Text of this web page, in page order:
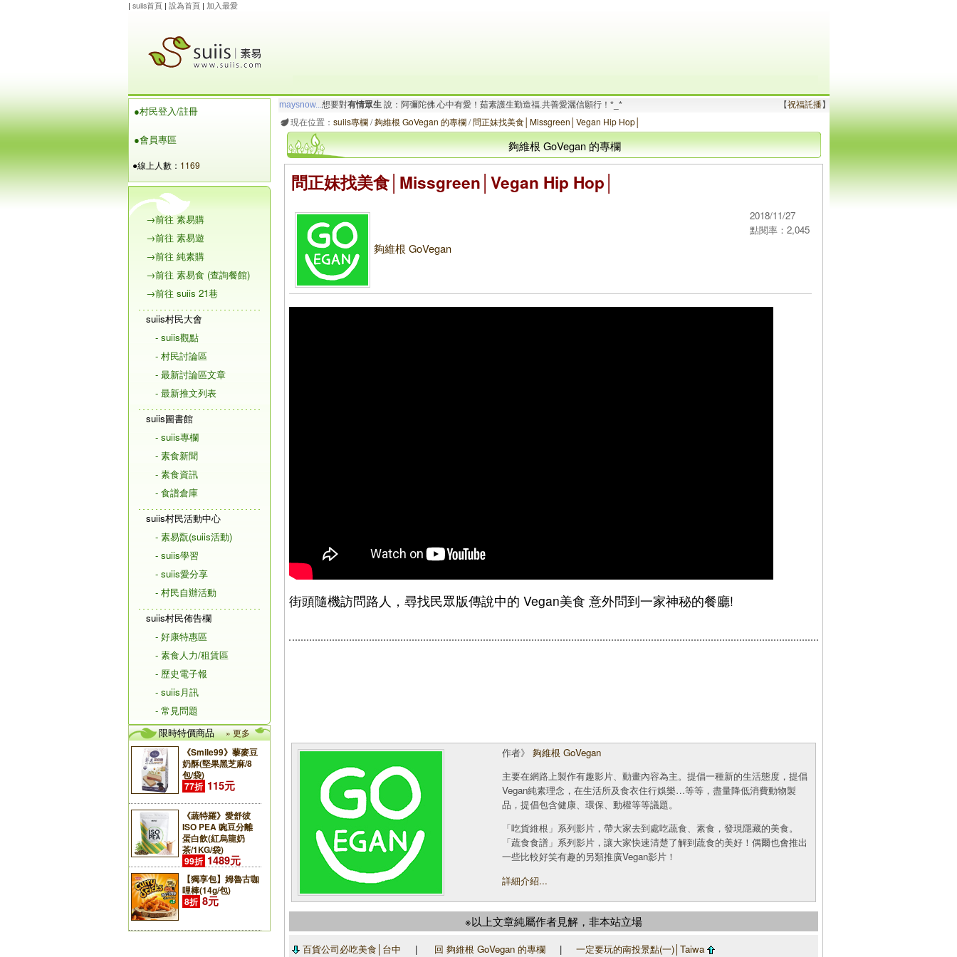
| suiis首頁| 設為首頁| 加入最愛
●村民登入/註冊
●會員專區
●線上人數： 1169
→前往 素易購
→前往 素易遊
→前往 純素購
→前往 素易食 (查詢餐館)
→前往 suiis 21巷
suiis村民大會
- suiis觀點
- 村民討論區
- 最新討論區文章
- 最新推文列表
suiis圖書館
- suiis專欄
- 素食新聞
- 素食資訊
- 食譜倉庫
suiis村民活動中心
- 素易翫(suiis活動)
- suiis學習
- suiis愛分享
- 村民自辦活動
suiis村民佈告欄
- 好康特惠區
- 素食人力/租賃區
- 歷史電子報
- suiis月訊
- 常見問題
限時特價商品
» 更多
《Smile99》藜麥豆
奶酥(堅果黑芝麻/8
包/袋)
77折 115元
《蔬特羅》愛舒彼
ISO PEA 豌豆分離
蛋白飲(紅烏龍奶
茶/1KG/袋)
99折 1489元
【獨享包】姆魯古咖
哩棒(14g/包)
8折 8元
maysnow...想要對有情眾生 說：阿彌陀佛.心中有愛！茹素護生勤造福.共善愛灑信願行！*_*
玲瓏虹想要對 有情眾生說：阿彌陀佛.心寬念純！時時心有法喜.念念不離禪悅!.^Q^..
【祝福託播】
現在位置： suiis專欄/夠維根 GoVegan 的專欄/問正妹找美食│Missgreen│Vegan Hip Hop│
夠維根 GoVegan 的專欄
問正妹找美食│Missgreen│Vegan Hip Hop│
夠維根 GoVegan
2018/11/27
點閱率：2,045
街頭隨機訪問路人，尋找民眾版傳說中的 Vegan美食 意外問到一家神秘的餐廳!
作者》 夠維根 GoVegan
主要在網路上製作有趣影片、動畫內容為主。提倡一種新的生活態度，提倡
Vegan純素理念，在生活所及食衣住行娛樂…等等，盡量降低消費動物製
品，提倡包含健康、環保、動權等等議題。
「吃貨維根」系列影片，帶大家去到處吃蔬食、素食，發現隱藏的美食。
「蔬食食譜」系列影片，讓大家快速清楚了解到蔬食的美好！偶爾也會推出
一些比較好笑有趣的另類推廣Vegan影片！
詳細介紹...
※以上文章純屬作者見解，非本站立場
百貨公司必吃美食│台中 | 回 夠維根 GoVegan 的專欄| 一定要玩的南投景點(一)│Taiwa